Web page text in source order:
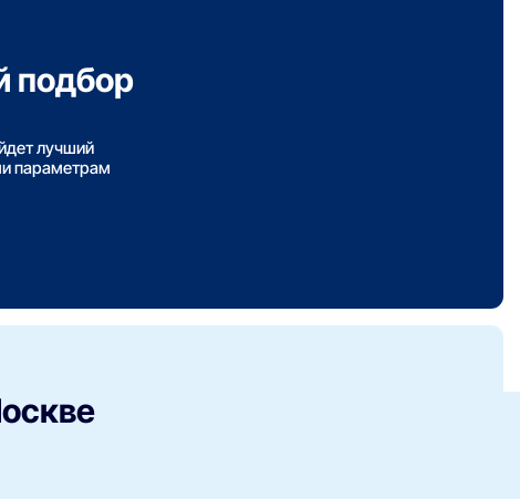
подбор
лучший
параметрам